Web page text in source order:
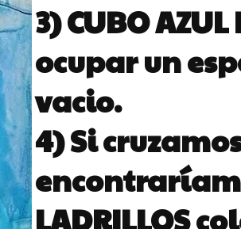
3)CUBO AZUL
ocupar un
vacio.
4) Si
LADRILLOS